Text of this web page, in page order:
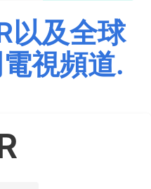
以及全球
視頻道.